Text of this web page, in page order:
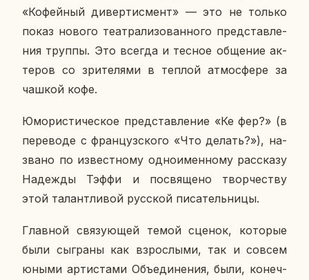
«Ко­фей­ный ди­вер­тис­мент» — это не только
показ нового те­ат­ра­ли­зо­ван­но­го пред­став­ле­
ния труппы. Это всегда и тесное об­ще­ние ак­
те­ров со зри­те­ля­ми в теплой ат­мо­сфе­ре за
чашкой кофе.
Юмо­ри­сти­че­ское пред­став­ле­ние «Ке фер?» (в
пе­ре­во­де с фран­цуз­ско­го «Что делать?»), на­
зва­но по из­вест­но­му од­но­имен­но­му рас­ска­зу
На­деж­ды Тэффи и по­свя­ще­но твор­че­ству
этой та­лант­ли­вой рус­ской пи­са­тель­ни­цы.
Глав­ной свя­зу­ю­щей темой сценок, ко­то­рые
были сыг­ра­ны как взрос­лы­ми, так и совсем
юными ар­ти­ста­ми Объ­еди­не­ния, были, ко­неч­